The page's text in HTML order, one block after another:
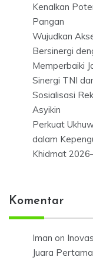
Kenalkan
Pangan
Wujudkan
Bersinergi
Memperbaiki
Sinergi TNI
Sosialisasi
Asyikin
Perkuat
dalam
Khidmat
Komentar
Iman on
Juara